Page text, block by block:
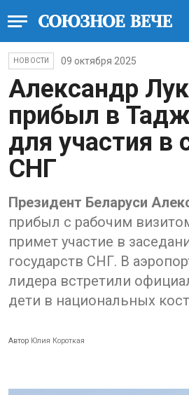
НОВОСТИ 09 октября 2025
Александр
прибыл в
для участия в
СНГ
Президент Беларуси
прибыл с рабочим
примет участие в
государств СНГ. В
лидера встретили
дети в национальных
Автор Юлия Короткая